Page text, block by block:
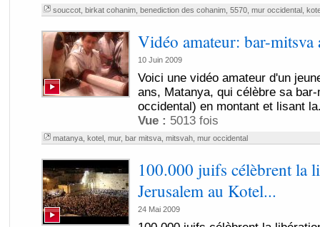
souccot, birkat cohanim, benediction des cohanim, 5570, mur occidental,
Vidéo amateur: bar-
10 Juin 2009
Voici une vidéo amateur d'un
ans, Matanya, qui célèbre sa
occidental) en montant et lisant
Vue : 5013 fois
matanya, kotel, mur, bar mitsva, mitsvah, mur occidental
100.000 juifs célèbrent la
Jerusalem au Kotel...
24 Mai 2009